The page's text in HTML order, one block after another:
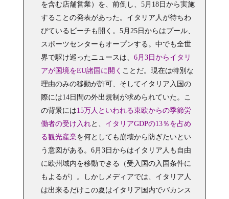
を含む店舗営業）を、前倒し、5月18日から実施
することの発表があった。イタリア人が待ちわ
びているビーチも開く。5月25日からはプール、
スポーツセンターもオープンする。中でも全世
界で駆け巡ったニュースは、 6月3日からイタリ
アが国境をEU諸国に開く ことだ。現在は特別な
理由のみの移動が許可、そしてイタリア入国の
際には14日間の外出規制が求められていた。こ
の背景には15万人といわれる東欧からの季節労
働者の受け入れと、 イタリアGDPの13％を占め
る観光産業を何としても崩壊から防ぎたいとい
う意図がある。6月3日からはイタリア人も自由
に欧州域内を移動できる（受入国の入国条件に
もよるが）。しかしメディアでは、イタリア人
は出来るだけこの夏はイタリア国内でバカンス